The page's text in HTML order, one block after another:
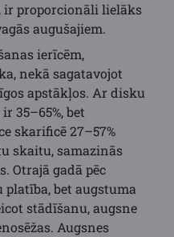
ir proporcionāli lielāks
augušajiem.
ierīcēm,
nekā sagatavojot
apstākļos. Ar disku
35–65%, bet
skarificē 27–57%
skaitu, samazinās
Otrajā gadā pēc
bet augstuma
stādīšanu, augsne
Augsnes